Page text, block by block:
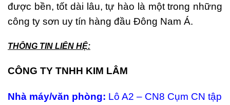
được bền, tốt dài lâu, tự hào là một trong những
công ty sơn uy tín hàng đầu Đông Nam Á.
THÔNG TIN LIÊN HỆ:
CÔNG TY TNHH KIM LÂM
Nhà máy/văn phòng: Lô A2 – CN8 Cụm CN tập